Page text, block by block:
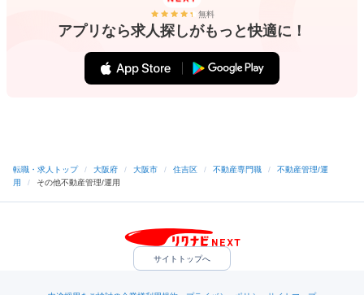
無料
アプリなら求人探しがもっと快適に！
転職・求人トップ / 大阪府 / 大阪市 / 住吉区 / 不動産専門職 /
不動産管理/運
用
/ その他不動産管理/運用
サイトトップへ